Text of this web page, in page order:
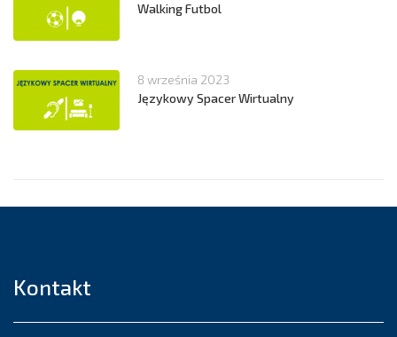
Walking Futbol
8 września 2023
Językowy Spacer Wirtualny
Kontakt